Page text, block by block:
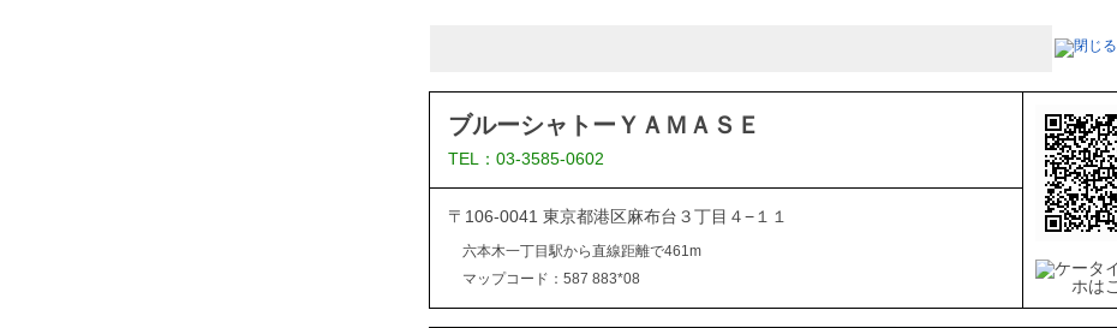
ブルーシャトーＹＡＭＡＳＥ
TEL：03-3585-0602
〒106-0041 東京都港区麻布台３丁目４−１１
六本木一丁目駅から直線距離で461m
マップコード：587 883*08